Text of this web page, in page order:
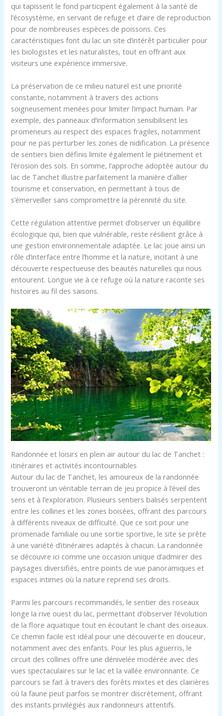
qui tapissent le fond participent également à la santé de
l’écosystème, en servant de refuge et d’aire de reproduction
pour de nombreuses espèces de poissons. Ces
caractéristiques font du lac un site d’intérêt particulier pour
les biologistes et les naturalistes, tout en offrant aux
visiteurs une expérience immersive.
La préservation de ce milieu naturel est une priorité
constante, notamment à travers des actions
soigneusement menées pour limiter l’impact humain. Par
exemple, des panneaux d’information sensibilisent les
promeneurs au respect des espaces fragiles, notamment
pour ne pas perturber les zones de nidification. La présence
de sentiers bien définis limite également le piétinement et
l’érosion des sols. En somme, l’approche adoptée autour du
lac de Tanchet illustre parfaitement la manière d’allier
tourisme et conservation, en permettant à tous de
s’émerveiller sans compromettre la pérennité du site.
Cette régulation attentive permet d’observer un équilibre
écologique qui, bien que vulnérable, reste résilient grâce à
une gestion environnementale adaptée. Le lac joue ainsi un
rôle d’interface entre l’homme et la nature, incitant à une
découverte respectueuse des beautés naturelles qui nous
entourent. Longue vie à ce refuge où la nature raconte ses
histoires au fil des saisons.
Randonnée et loisirs en plein air autour du lac de Tanchet :
itinéraires et activités incontournables
Autour du lac de Tanchet, les amoureux de la randonnée
trouveront un véritable terrain de jeu propice à l’éveil des
sens et à l’exploration. Plusieurs sentiers balisés serpentent
entre les collines et les zones boisées, offrant des parcours
à différents niveaux de difficulté. Que ce soit pour une
promenade familiale ou une sortie sportive, le site se prête
à une variété d’itinéraires adaptés à chacun. La randonnée
se découvre ici comme une occasion unique d’admirer des
paysages diversifiés, entre points de vue panoramiques et
espaces intimes où la nature reprend ses droits.
Parmi les parcours recommandés, le sentier des roseaux
longe la rive ouest du lac, permettant d’observer l’évolution
de la flore aquatique tout en écoutant le chant des oiseaux.
Ce chemin facile est idéal pour une découverte en douceur,
notamment avec des enfants. Pour les plus aguerris, le
circuit des collines offre une dénivelée modérée avec des
vues spectaculaires sur le lac et la vallée environnante. Ce
parcours se fait à travers des forêts mixtes et des clairières
où la faune peut parfois se montrer discrètement, offrant
des instants privilégiés aux randonneurs attentifs.